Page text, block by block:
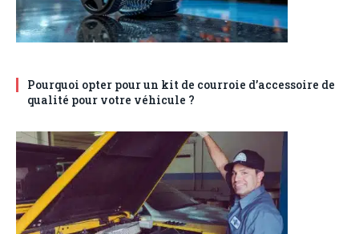
Pourquoi opter pour un kit de courroie d’accessoire de
qualité pour votre véhicule ?